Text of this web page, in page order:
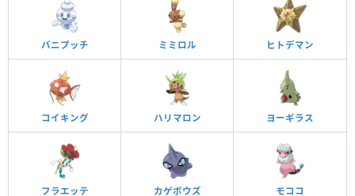
バニプッチ ミミロル ヒトデマン
コイキング ハリマロン ヨーギラス
フラエッテ カゲボウズ モココ